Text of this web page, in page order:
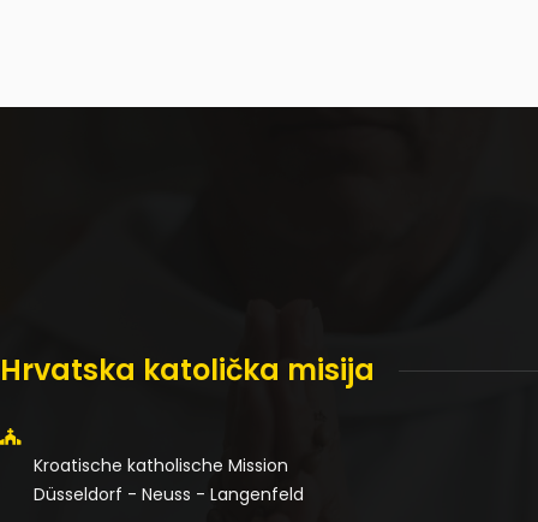
Hrvatska katolička misija
Kroatische katholische Mission
Düsseldorf - Neuss - Langenfeld